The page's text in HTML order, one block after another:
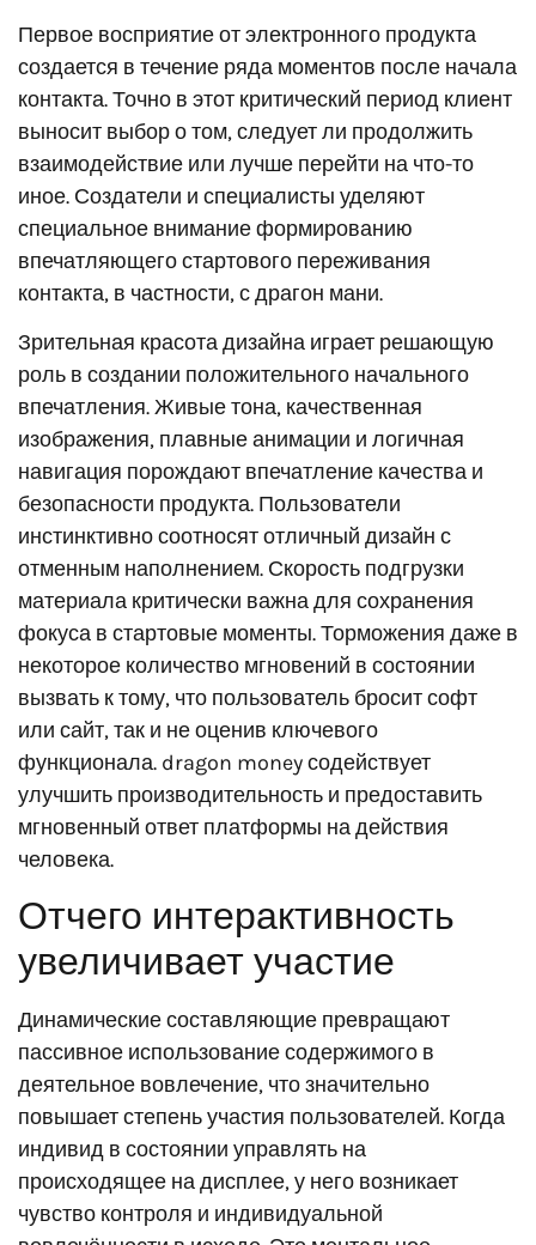
Первое восприятие от электронного продукта
создается в течение ряда моментов после начала
контакта. Точно в этот критический период клиент
выносит выбор о том, следует ли продолжить
взаимодействие или лучше перейти на что-то
иное. Создатели и специалисты уделяют
специальное внимание формированию
впечатляющего стартового переживания
контакта, в частности, с драгон мани.
Зрительная красота дизайна играет решающую
роль в создании положительного начального
впечатления. Живые тона, качественная
изображения, плавные анимации и логичная
навигация порождают впечатление качества и
безопасности продукта. Пользователи
инстинктивно соотносят отличный дизайн с
отменным наполнением. Скорость подгрузки
материала критически важна для сохранения
фокуса в стартовые моменты. Торможения даже в
некоторое количество мгновений в состоянии
вызвать к тому, что пользователь бросит софт
или сайт, так и не оценив ключевого
функционала. dragon money содействует
улучшить производительность и предоставить
мгновенный ответ платформы на действия
человека.
Отчего интерактивность
увеличивает участие
Динамические составляющие превращают
пассивное использование содержимого в
деятельное вовлечение, что значительно
повышает степень участия пользователей. Когда
индивид в состоянии управлять на
происходящее на дисплее, у него возникает
чувство контроля и индивидуальной